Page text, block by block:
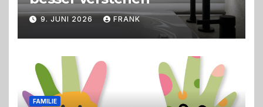
9. JUNI 2026 FRANK
FAMILIE